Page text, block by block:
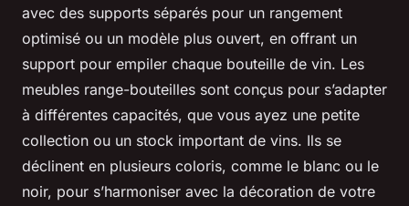
avec des supports séparés pour un rangement
optimisé ou un modèle plus ouvert, en offrant un
support pour empiler chaque bouteille de vin. Les
meubles range-bouteilles sont conçus pour s’adapter
à différentes capacités, que vous ayez une petite
collection ou un stock important de vins. Ils se
déclinent en plusieurs coloris, comme le blanc ou le
noir, pour s’harmoniser avec la décoration de votre